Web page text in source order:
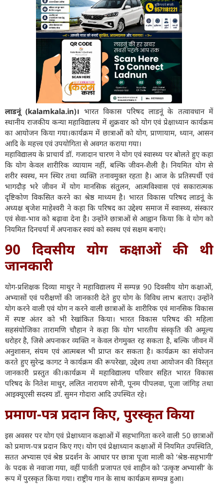
लाडनूं (kalamkala.in)। भारत विकास परिषद लाडनूं के तत्वावधान में
स्थानीय राजकीय कन्या महाविद्यालय में शुक्रवार को योग एवं प्रेक्षाध्यान कार्यक्रम
का आयोजन किया गया।कार्यक्रम में छात्राओं को योग, प्राणायाम, ध्यान, आसन
आदि के महत्त्व एवं उपयोगिता से अवगत कराया गया।
महाविद्यालय के प्राचार्य डॉ. गजादान चारण ने योग एवं स्वास्थ्य पर बोलते हुए कहा
कि योग केवल शारीरिक व्यायाम नहीं, बल्कि जीवन-शैली है। नियमित योग से
शरीर स्वस्थ, मन स्थिर तथा व्यक्ति तनावमुक्त रहता है। आज के प्रतिस्पर्धी एवं
भागदौड़ भरे जीवन में योग मानसिक संतुलन, आत्मविश्वास एवं सकारात्मक
दृष्टिकोण विकसित करने का श्रेष्ठ माध्यम है। भारत विकास परिषद लाडनूं के
अध्यक्ष बृजेश माहेश्वरी ने कहा कि परिषद का उद्देश्य समाज में स्वास्थ्य, संस्कार
एवं सेवा-भाव को बढ़ावा देना है। उन्होंने छात्राओं से आह्वान किया कि वे योग को
नियमित दिनचर्या में अपनाकर स्वयं को स्वस्थ एवं सक्षम बनाएं।
90 दिवसीय योग कक्षाओं की थी
जानकारी
योग-प्रशिक्षक दिव्या माथुर ने महाविद्यालय में सम्पन्न 90 दिवसीय योग कक्षाओं,
अभ्यासों एवं परीक्षणों की जानकारी देते हुए योग के विविध लाभ बताए। उन्होंने
योग करने वाली एवं योग न करने वाली छात्राओं के शारीरिक एवं मानसिक विकास
में स्पष्ट अंतर को भी रेखांकित किया। भारत विकास परिषद की महिला
सहसंयोजिका तारामणि चौहान ने कहा कि योग भारतीय संस्कृति की अमूल्य
धरोहर है, जिसे अपनाकर व्यक्ति न केवल रोगमुक्त रह सकता है, बल्कि जीवन में
अनुशासन, संयम एवं आत्मबल भी प्राप्त कर सकता है। कार्यक्रम का संयोजन
करते हुए सुरेन्द्र कागट ने कार्यक्रम की रूपरेखा, उद्देश्य तथा आयोजन की विस्तृत
जानकारी प्रस्तुत की।कार्यक्रम में महाविद्यालय परिवार सहित भारत विकास
परिषद के नितेश माथुर, ललित नारायण सोनी, पूनम पीपलवा, पूजा जांगिड़ तथा
आइक्यूएसी सदस्य डॉ. सुमन गोदारा आदि उपस्थित रहे।
प्रमाण-पत्र प्रदान किए, पुरस्कृत किया
इस अवसर पर योग एवं प्रेक्षाध्यान कक्षाओं में सहभागिता करने वाली 50 छात्राओं
को प्रमाण-पत्र प्रदान किए गए। योग एवं प्रेक्षाध्यान कक्षाओं में नियमित उपस्थिति,
सतत अभ्यास एवं श्रेष्ठ प्रदर्शन के आधार पर छात्रा पूजा माली को ‘श्रेष्ठ-सहभागी’
के पदक से नवाजा गया, वहीं पार्वती प्रजापत एवं शाहीन को ‘उत्कृष्ट अभ्यासी’ के
रूप में पुरस्कृत किया गया। राष्ट्रीय गान के साथ कार्यक्रम सम्पन्न हुआ।